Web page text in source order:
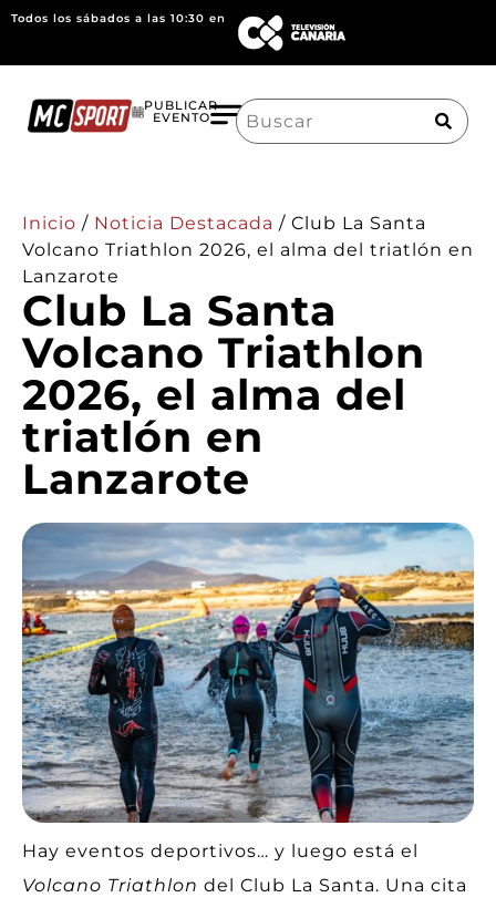
Todos los sábados a las 10:30 en
PUBLICAR
EVENTO
Search
for:
Inicio / Noticia Destacada / Club La Santa
Volcano Triathlon 2026, el alma del triatlón en
Lanzarote
Club La Santa
Volcano Triathlon
2026, el alma del
triatlón en
Lanzarote
Hay eventos deportivos… y luego está el
Volcano Triathlon del Club La Santa. Una cita